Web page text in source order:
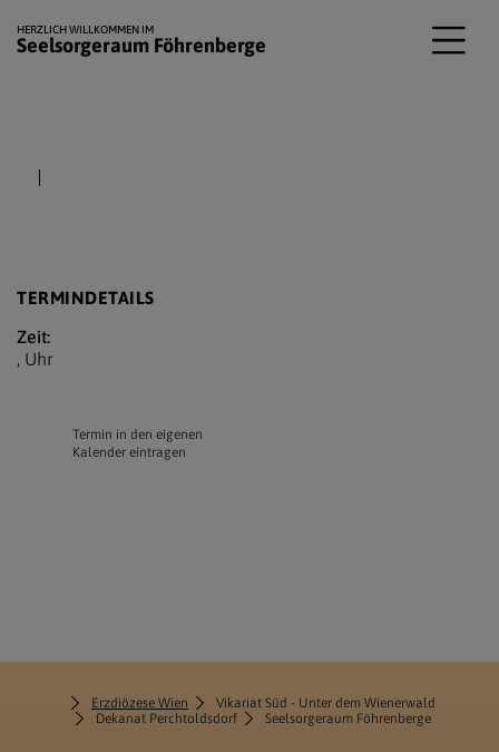
HERZLICH WILLKOMMEN IM
Seelsorgeraum Föhrenberge
TERMINDETAILS
Zeit:
, Uhr
Termin in den eigenen
Kalender eintragen
Erzdiözese Wien
Vikariat Süd - Unter dem Wienerwald
Dekanat Perchtoldsdorf
Seelsorgeraum Föhrenberge